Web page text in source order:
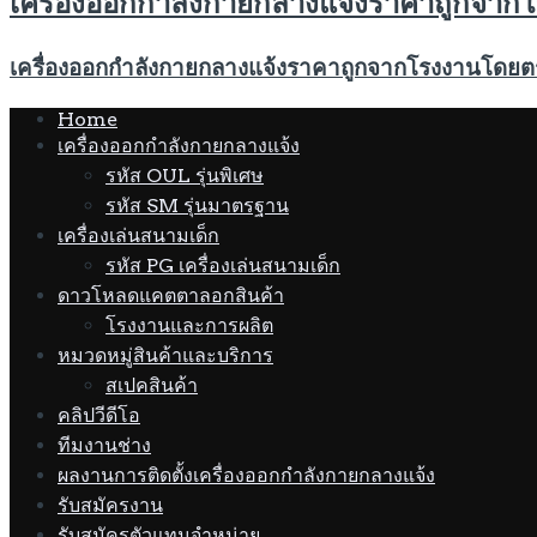
เครื่องออกกำลังกายกลางแจ้งราคาถูกจากโรงงานโดยต
Home
เครื่องออกกำลังกายกลางแจ้ง
รหัส OUL รุ่นพิเศษ
รหัส SM รุ่นมาตรฐาน
เครื่องเล่นสนามเด็ก
รหัส PG เครื่องเล่นสนามเด็ก
ดาวโหลดแคตตาลอกสินค้า
โรงงานและการผลิต
หมวดหมู่สินค้าและบริการ
สเปคสินค้า
คลิปวีดีโอ
ทีมงานช่าง
ผลงานการติดตั้งเครื่องออกกำลังกายกลางแจ้ง
รับสมัครงาน